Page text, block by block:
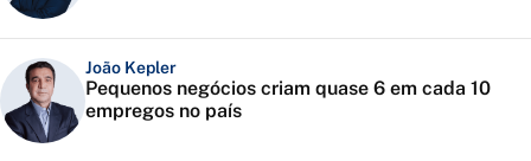
João Kepler
Pequenos negócios criam quase 6 em cada 10
empregos no país